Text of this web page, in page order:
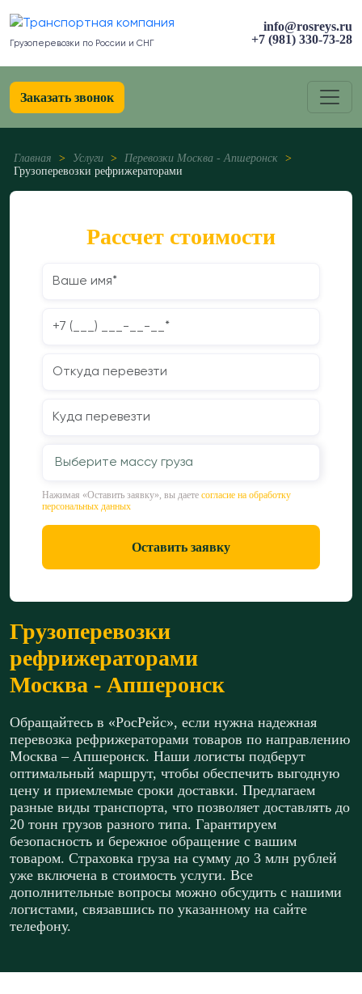
Грузоперевозки по России и СНГ
info@rosreys.ru
+7 (981) 330-73-28
Заказать звонок
Главная > Услуги > Перевозки Москва - Апшеронск
>
Грузоперевозки рефрижераторами
Грузоперевозки
рефрижераторами
Москва - Апшеронск
Обращайтесь в «РосРейс», если нужна надежная
перевозка рефрижераторами товаров по направлению
Москва – Апшеронск. Наши логисты подберут
оптимальный маршрут, чтобы обеспечить выгодную
цену и приемлемые сроки доставки. Предлагаем
разные виды транспорта, что позволяет доставлять до
20 тонн грузов разного типа. Гарантируем
безопасность и бережное обращение с вашим
товаром. Страховка груза на сумму до 3 млн рублей
уже включена в стоимость услуги. Все
дополнительные вопросы можно обсудить с нашими
логистами, связавшись по указанному на сайте
телефону.
Рассчет стоимости
Выберите массу груза
Нажимая «Оставить заявку», вы даете согласие на обработку
персональных данных
Оставить заявку